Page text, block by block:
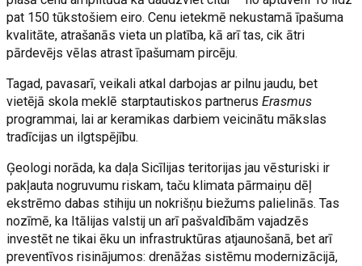
pat 150 tūkstošiem eiro. Cenu ietekmē nekustamā īpašuma
kvalitāte, atrašanās vieta un platība, kā arī tas, cik ātri
pārdevējs vēlas atrast īpašumam pircēju.
Tagad, pavasarī, veikali atkal darbojas ar pilnu jaudu, bet
vietējā skola meklē starptautiskos partnerusErasmus
programmai, lai ar keramikas darbiem veicinātu mākslas
tradīcijas un ilgtspējību.
Ģeologi norāda, ka daļa Sicīlijas teritorijas jau vēsturiski ir
pakļauta nogruvumu riskam, taču klimata pārmaiņu dēļ
ekstrēmo dabas stihiju un nokrišņu biežums palielinās. Tas
nozīmē, ka Itālijas valstij un arī pašvaldībām vajadzēs
investēt ne tikai ēku un infrastruktūras atjaunošanā, bet arī
preventīvos risinājumos: drenāžas sistēmu modernizācijā,